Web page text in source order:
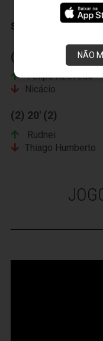
NÃO
SUBSTITUIÇÕES
(1) 41' (1)
Felipe Azevedo
Nicácio
(2) 20' (2)
Rudnei
Thiago Humberto